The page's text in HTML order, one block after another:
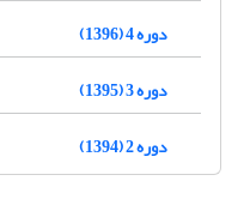
دوره 4 (1396)
دوره 3 (1395)
دوره 2 (1394)